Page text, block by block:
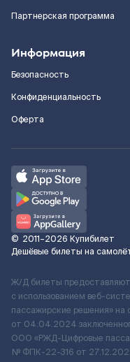
Партнерская программа
Информация
Безопасность
Конфиденциальность
Оферта
© 2011–2026 Купибилет
Дешёвые билеты на
Ж/Д билеты
с использованием веб-
пассажирские решения»
от 04.04.2024
ООО «РЖД-Цифровые
№ ФПК-22-316 от